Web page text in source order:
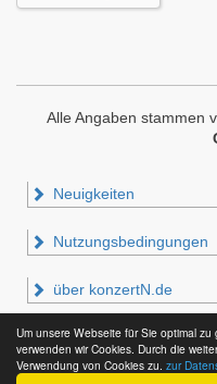
Um unsere Webseite für Sie optimal
verwenden wir Cookies. Durch die
Verwendung von Cookies zu. zur
Alle Angaben stammen
Neuigkeiten
Nutzungsbedingungen
über konzertN.de
Impressum &